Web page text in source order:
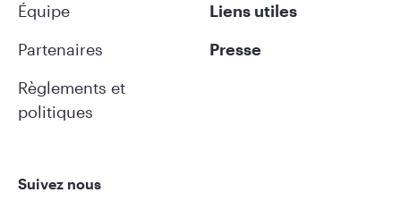
Équipe
Partenaires
Règlements et
politiques
Liens utiles
Presse
Suivez nous